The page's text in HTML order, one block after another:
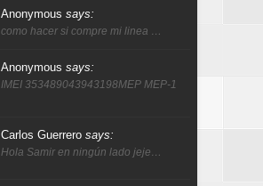
Anonymous says:
como hacer si compre mi linea …
Anonymous says:
IMEI 353489043943198MEP MEP-1
Carlos Guerrero says:
Hola Samir en ningún lado jeje…